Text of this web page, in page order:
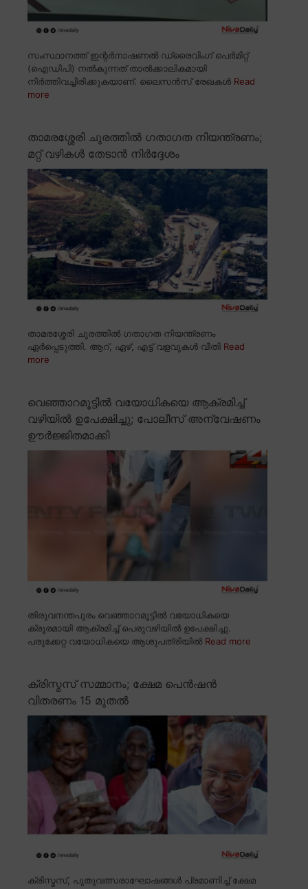
സംസ്ഥാനത്ത് ഇന്റർനാഷണൽ ഡ്രൈവിംഗ് പെർമിറ്റ്
(ഐഡിപി) നൽകുന്നത് താൽക്കാലികമായി
നിർത്തിവച്ചിരിക്കുകയാണ്. ലൈസൻസ് രേഖകൾ Read
more
താമരശ്ശേരി ചുരത്തിൽ ഗതാഗത നിയന്ത്രണം;
മറ്റ് വഴികൾ തേടാൻ നിർദ്ദേശം
താമരശ്ശേരി ചുരത്തിൽ ഗതാഗത നിയന്ത്രണം
ഏർപ്പെടുത്തി. ആറ്, ഏഴ്, എട്ട് വളവുകൾ വീതി Read
more
വെഞ്ഞാറമൂട്ടിൽ വയോധികയെ ആക്രമിച്ച്
വഴിയിൽ ഉപേക്ഷിച്ചു; പോലീസ് അന്വേഷണം
ഊർജ്ജിതമാക്കി
തിരുവനന്തപുരം വെഞ്ഞാറമൂട്ടിൽ വയോധികയെ
ക്രൂരമായി ആക്രമിച്ച് പെരുവഴിയിൽ ഉപേക്ഷിച്ചു.
പരുക്കേറ്റ വയോധികയെ ആശുപത്രിയിൽ Read more
ക്രിസ്മസ് സമ്മാനം; ക്ഷേമ പെൻഷൻ
വിതരണം 15 മുതൽ
ക്രിസ്മസ്, പുതുവത്സരാഘോഷങ്ങൾ പ്രമാണിച്ച് ക്ഷേമ